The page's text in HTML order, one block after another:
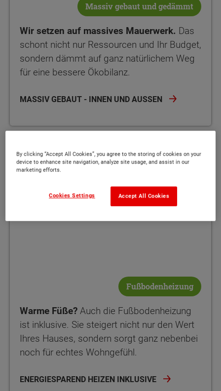
Massiv gebaut und gedämmt
Wir setzen auf massives Mauerwerk. Das
schont nicht nur Ressourcen und Ihr Budget,
sondern dämmt auf ganz natürlichem Weg
für eine bessere Ökobilanz.
MASSIV GEBAUT - INNEN UND AUSSEN
Fußbodenheizung
Warme Füße? Auch die Fußbodenheizung
ist inklusive. Sie steigert nicht nur den Wert
Ihres Hauses, sondern sorgt ganz nebenbei
noch für echtes Wohngefühl.
ENERGIESPAREND HEIZEN INKLUSIVE
By clicking “Accept All Cookies”, you agree to the storing of cookies on your
device to enhance site navigation, analyze site usage, and assist in our
marketing efforts.
Accept All Cookies
Cookies Settings